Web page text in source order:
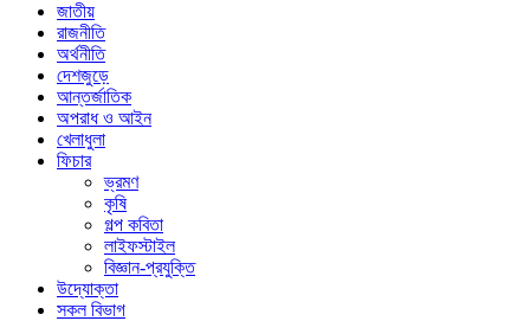
জাতীয়
রাজনীতি
অর্থনীতি
দেশজুড়ে
আন্তর্জাতিক
অপরাধ ও আইন
খেলাধুলা
ফিচার
ভ্রমণ
কৃষি
গল্প ক‌বিতা
লাইফস্টাইল
বিজ্ঞান-প্রযুক্তি
উদ্যোক্তা
সকল বিভাগ